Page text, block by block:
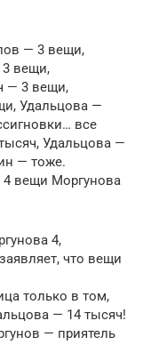
— 3 вещи,
вещи,
— 3 вещи,
Удальцова —
все
Удаль­цова —
— тоже.
вещи Моргунова
4,
что вещи
только в том,
— 14 тысяч!
— приятель